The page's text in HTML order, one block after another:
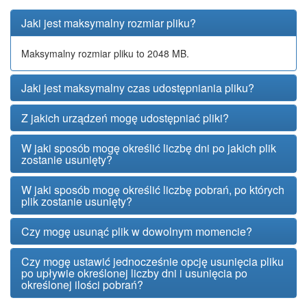
Jaki jest maksymalny rozmiar pliku?
Maksymalny rozmiar pliku to 2048 MB.
Jaki jest maksymalny czas udostępniania pliku?
Z jakich urządzeń mogę udostępniać pliki?
W jaki sposób mogę określić liczbę dni po jakich plik
zostanie usunięty?
W jaki sposób mogę określić liczbę pobrań, po których
plik zostanie usunięty?
Czy mogę usunąć plik w dowolnym momencie?
Czy mogę ustawić jednocześnie opcję usunięcia pliku
po upływie określonej liczby dni i usunięcia po
określonej ilości pobrań?